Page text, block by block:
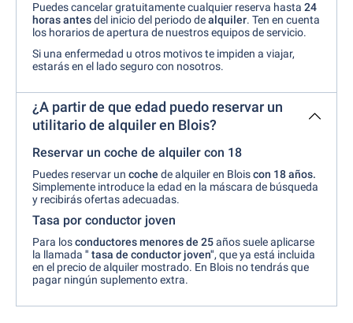
Puedes cancelar gratuitamente cualquier reserva hasta 24
horas antesdel inicio del periodo dealquiler. Ten en cuenta
los horarios de apertura de nuestros equipos de servicio.
Si una enfermedad u otros motivos te impiden a viajar,
estarás en el lado seguro con nosotros.
¿A partir de que edad puedo reservar un
utilitario de alquiler en Blois?
Reservar un coche de alquiler con 18
Puedes reservar un coche de alquiler en Bloiscon 18 años.
Simplemente introduce la edad en la máscara de búsqueda
y recibirás ofertas adecuadas.
Tasa por conductor joven
Para losconductores menores de 25años suele aplicarse
la llamada " tasa de conductor joven", que ya está incluida
en el precio de alquiler mostrado. En Blois no tendrás que
pagar ningún suplemento extra.